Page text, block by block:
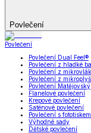
Povlečení
Povlečení
Povlečení Dual Feel®
Povlečení z hladké
Povlečení z
Povlečení z
Povlečení Matějovský
Flanelové povlečení
Krepové povlečení
Saténové povlečení
Povlečení s fototiskem
Výhodné sady
Dětské povlečení